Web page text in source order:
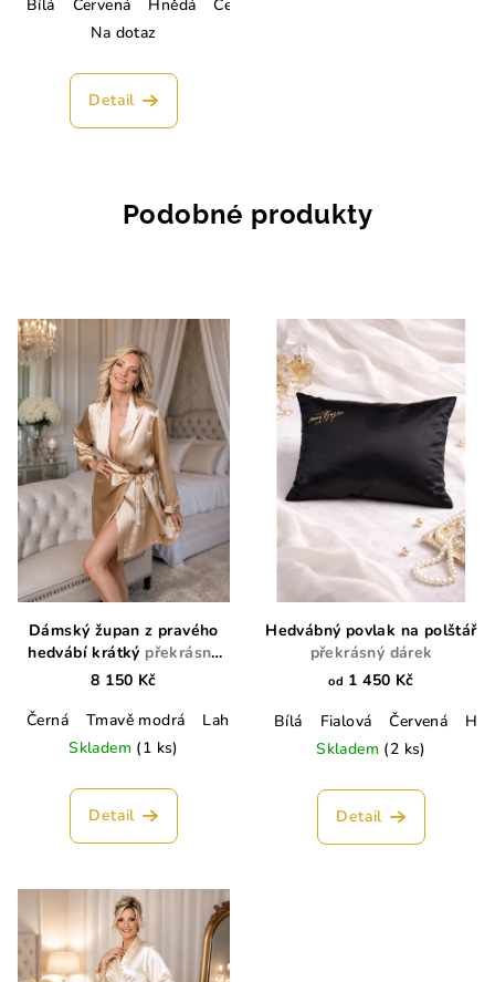
Bílá Červená Hnědá Černá
Na dotaz
Detail
Podobné produkty
Dámský župan z pravého
hedvábí krátký překrásný
dárek
8 150 Kč
Černá
Tmavě modrá Lahvově zelená Champagne
Skladem (1 ks)
Detail
Hedvábný povlak na polštář
překrásný dárek
od 1 450 Kč
Bílá
Fialová Červená
Skladem (2 ks)
Detail